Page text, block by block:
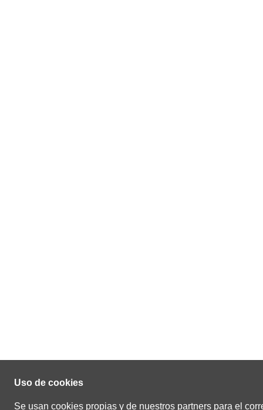
Uso de cookies
Se usan cookies propias y de nuestros partners para el